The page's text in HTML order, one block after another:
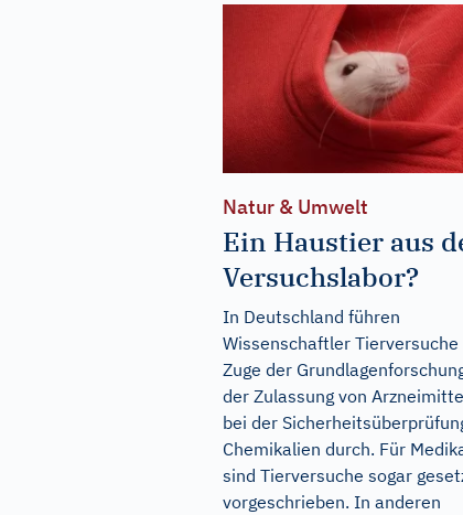
Natur & Umwelt
Ein Haustier aus
Versuchslabor?
In Deutschland führen
Wissenschaftler Tierversuche
Zuge der
der Zulassung von
bei der
Chemikalien durch. Für
sind Tierversuche sogar
vorgeschrieben. In anderen